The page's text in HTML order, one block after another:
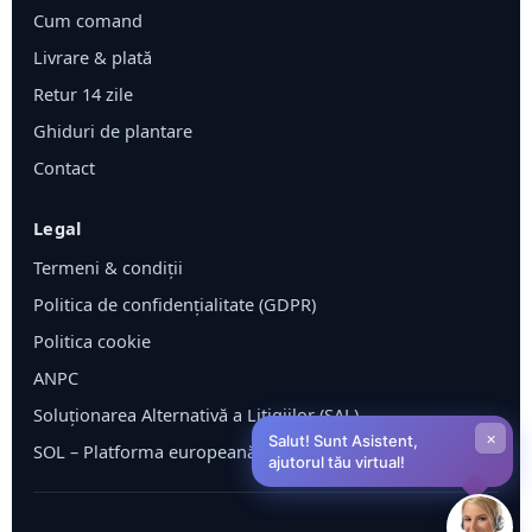
Cum comand
Livrare & plată
Retur 14 zile
Ghiduri de plantare
Contact
Legal
Termeni & condiții
Politica de confidențialitate (GDPR)
Politica cookie
ANPC
Soluționarea Alternativă a Litigiilor (SAL)
SOL – Platforma europeană ODRSalut! Sunt Asistent,
ajutorul tău virtual!
×